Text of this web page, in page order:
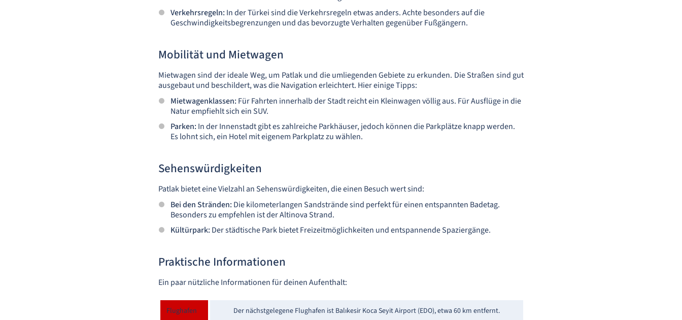
Verkehrsregeln: In der Türkei sind die Verkehrsregeln etwas anders. Achte besonders auf die
Geschwindigkeitsbegrenzungen und das bevorzugte Verhalten gegenüber Fußgängern.
Mobilität und Mietwagen
Mietwagen sind der ideale Weg, um Patlak und die umliegenden Gebiete zu erkunden. Die Straßen sind gut
ausgebaut und beschildert, was die Navigation erleichtert. Hier einige Tipps:
Mietwagenklassen: Für Fahrten innerhalb der Stadt reicht ein Kleinwagen völlig aus. Für Ausflüge in die
Natur empfiehlt sich ein SUV.
Parken: In der Innenstadt gibt es zahlreiche Parkhäuser, jedoch können die Parkplätze knapp werden.
Es lohnt sich, ein Hotel mit eigenem Parkplatz zu wählen.
Sehenswürdigkeiten
Patlak bietet eine Vielzahl an Sehenswürdigkeiten, die einen Besuch wert sind:
Bei den Stränden: Die kilometerlangen Sandstrände sind perfekt für einen entspannten Badetag.
Besonders zu empfehlen ist der Altinova Strand.
Kültürpark: Der städtische Park bietet Freizeitmöglichkeiten und entspannende Spaziergänge.
Praktische Informationen
Ein paar nützliche Informationen für deinen Aufenthalt:
Flughafen Der nächstgelegene Flughafen ist Balıkesir Koca Seyit Airport (EDO), etwa 60 km entfernt.